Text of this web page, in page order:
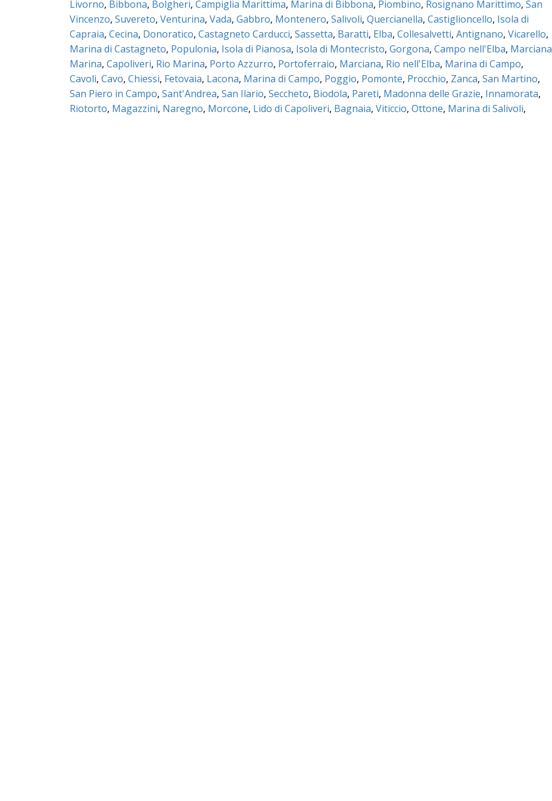
Livorno, Bibbona, Bolgheri, Campiglia Marittima, Marina di Bibbona, Piombino, Rosignano Marittimo, San
Vincenzo, Suvereto, Venturina, Vada, Gabbro, Montenero, Salivoli, Quercianella, Castiglioncello, Isola di
Capraia, Cecina, Donoratico, Castagneto Carducci, Sassetta, Baratti, Elba, Collesalvetti, Antignano, Vicarello,
Marina di Castagneto, Populonia, Isola di Pianosa, Isola di Montecristo, Gorgona, Campo nell'Elba, Marciana
Marina, Capoliveri, Rio Marina, Porto Azzurro, Portoferraio, Marciana, Rio nell'Elba, Marina di Campo,
Cavoli, Cavo, Chiessi, Fetovaia, Lacona, Marina di Campo, Poggio, Pomonte, Procchio, Zanca, San Martino,
San Piero in Campo, Sant'Andrea, San Ilario, Seccheto, Biodola, Pareti, Madonna delle Grazie, Innamorata,
Riotorto, Magazzini, Naregno, Morcone, Lido di Capoliveri, Bagnaia, Viticcio, Ottone, Marina di Salivoli,